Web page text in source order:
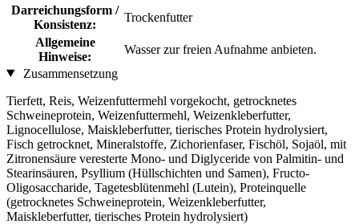
Darreichungsform /
Konsistenz:
Trockenfutter
Allgemeine
Hinweise:
Wasser zur freien Aufnahme anbieten.
Zusammensetzung
Tierfett, Reis, Weizenfuttermehl vorgekocht, getrocknetes
Schweineprotein, Weizenfuttermehl, Weizenkleberfutter,
Lignocellulose, Maiskleberfutter, tierisches Protein hydrolysiert,
Fisch getrocknet, Mineralstoffe, Zichorienfaser, Fischöl, Sojaöl, mit
Zitronensäure veresterte Mono- und Diglyceride von Palmitin- und
Stearinsäuren, Psyllium (Hüllschichten und Samen), Fructo-
Oligosaccharide, Tagetesblütenmehl (Lutein), Proteinquelle
(getrocknetes Schweineprotein, Weizenkleberfutter,
Maiskleberfutter, tierisches Protein hydrolysiert)